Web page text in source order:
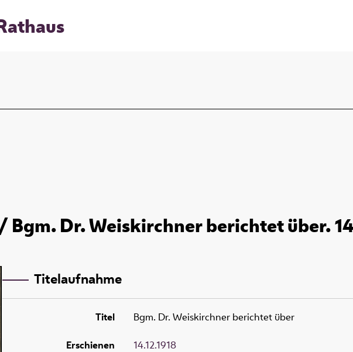
Bgm. Dr. Weiskirchner berichtet über.
Titelaufnahme
Titel Bgm. Dr. Weiskirchner berichtet über
Erschienen 14.12.1918